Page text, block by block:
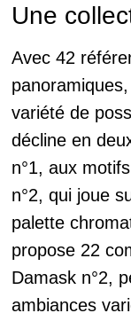
Une
Avec 42
variété de
décline en
n°1, aux
n°2, qui joue
palette
propose 22
Damask n°2,
ambiances